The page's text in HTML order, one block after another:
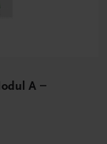
A –